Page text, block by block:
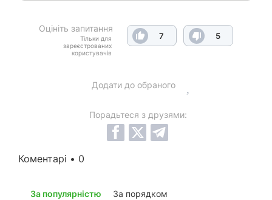
Оцініть запитання
Тільки для
зареєстрованих
користувачів
7 5
Додати до обраного
Порадьтеся з друзями:
Коментарі • 0
За популярністю За порядком